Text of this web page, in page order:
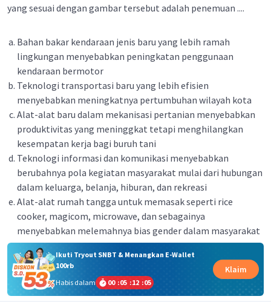
yang sesuai dengan gambar tersebut adalah penemuan ....
Bahan bakar kendaraan jenis baru yang lebih ramah
lingkungan menyebabkan peningkatan penggunaan
kendaraan bermotor
Teknologi transportasi baru yang lebih efisien
menyebabkan meningkatnya pertumbuhan wilayah kota
Alat-alat baru dalam mekanisasi pertanian menyebabkan
produktivitas yang meninggkat tetapi menghilangkan
kesempatan kerja bagi buruh tani
Teknologi informasi dan komunikasi menyebabkan
berubahnya pola kegiatan masyarakat mulai dari hubungan
dalam keluarga, belanja, hiburan, dan rekreasi
Alat-alat rumah tangga untuk memasak seperti rice
cooker, magicom, microwave, dan sebagainya
menyebabkan melemahnya bias gender dalam masyarakat
Ikuti Tryout SNBT & Menangkan E-Wallet
100rb
Habis dalam
00 :05 :12 :04
Klaim